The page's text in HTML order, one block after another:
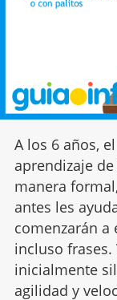
A los 6 años,
aprendizaje
manera
antes les
comenzarán a
incluso frases.
inicialmente
agilidad y